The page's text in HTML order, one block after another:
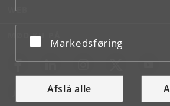
Acceptér eller afslå
Markedsføring
Afslå alle
WEB
MØD KU PÅ